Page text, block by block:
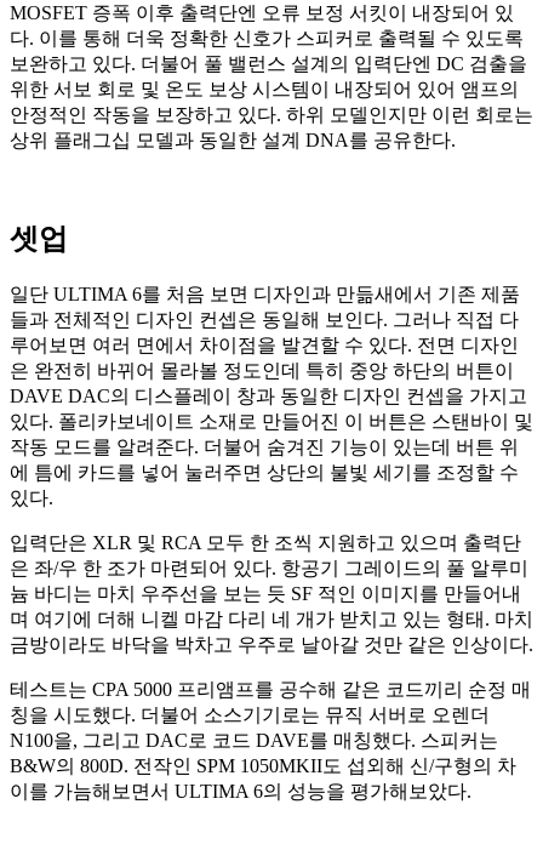
MOSFET 증폭 이후 출력단엔 오류 보정 서킷이 내장되어 있
다. 이를 통해 더욱 정확한 신호가 스피커로 출력될 수 있도록
보완하고 있다. 더불어 풀 밸런스 설계의 입력단엔 DC 검출을
위한 서보 회로 및 온도 보상 시스템이 내장되어 있어 앰프의
안정적인 작동을 보장하고 있다. 하위 모델인지만 이런 회로는
상위 플래그십 모델과 동일한 설계 DNA를 공유한다.
셋업
일단 ULTIMA 6를 처음 보면 디자인과 만듦새에서 기존 제품
들과 전체적인 디자인 컨셉은 동일해 보인다. 그러나 직접 다
루어보면 여러 면에서 차이점을 발견할 수 있다. 전면 디자인
은 완전히 바뀌어 몰라볼 정도인데 특히 중앙 하단의 버튼이
DAVE DAC의 디스플레이 창과 동일한 디자인 컨셉을 가지고
있다. 폴리카보네이트 소재로 만들어진 이 버튼은 스탠바이 및
작동 모드를 알려준다. 더불어 숨겨진 기능이 있는데 버튼 위
에 틈에 카드를 넣어 눌러주면 상단의 불빛 세기를 조정할 수
있다.
입력단은 XLR 및 RCA 모두 한 조씩 지원하고 있으며 출력단
은 좌/우 한 조가 마련되어 있다. 항공기 그레이드의 풀 알루미
늄 바디는 마치 우주선을 보는 듯 SF 적인 이미지를 만들어내
며 여기에 더해 니켈 마감 다리 네 개가 받치고 있는 형태. 마치
금방이라도 바닥을 박차고 우주로 날아갈 것만 같은 인상이다.
테스트는 CPA 5000 프리앰프를 공수해 같은 코드끼리 순정 매
칭을 시도했다. 더불어 소스기기로는 뮤직 서버로 오렌더
N100을, 그리고 DAC로 코드 DAVE를 매칭했다. 스피커는
B&W의 800D. 전작인 SPM 1050MKII도 섭외해 신/구형의 차
이를 가늠해보면서 ULTIMA 6의 성능을 평가해보았다.